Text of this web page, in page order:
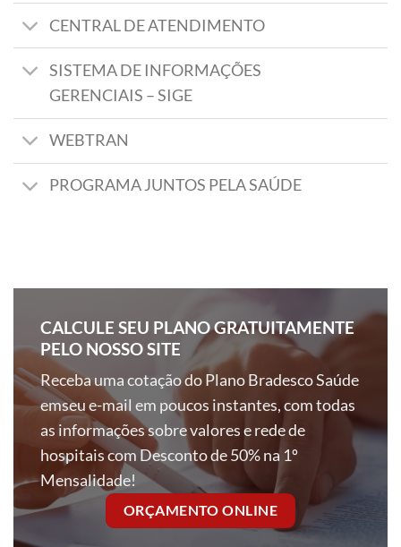
CENTRAL DE ATENDIMENTO
SISTEMA DE INFORMAÇÕES
GERENCIAIS – SIGE
WEBTRAN
PROGRAMA JUNTOS PELA SAÚDE
CALCULE SEU PLANO GRATUITAMENTE
PELO NOSSO SITE
Receba uma cotação do Plano Bradesco Saúde
emseu e-mail em poucos instantes, com todas
as informações sobre valores e rede de
hospitais com Desconto de 50% na 1º
Mensalidade!
ORÇAMENTO ONLINE